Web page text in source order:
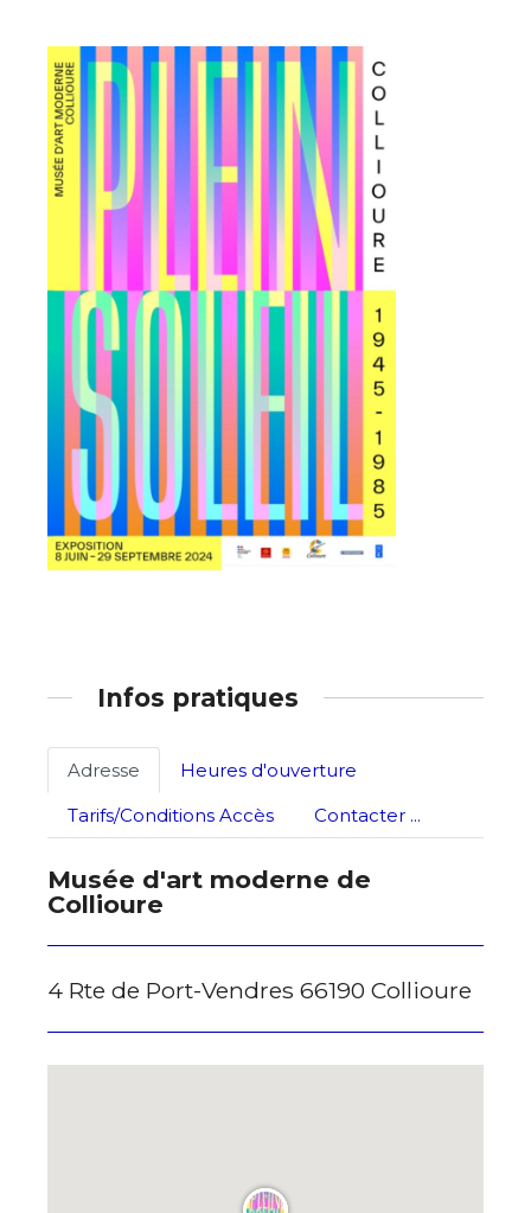
Nom
Prénom
J'accepte lestermes et conditions
Adresse email*
Nom
Prénom
* Champ obligatoire
Infos pratiques
Adresse
Heures d'ouverture
Tarifs/Conditions Accès
Contacter ...
Musée d'art moderne de
Collioure
4 Rte de Port-Vendres 66190 Collioure